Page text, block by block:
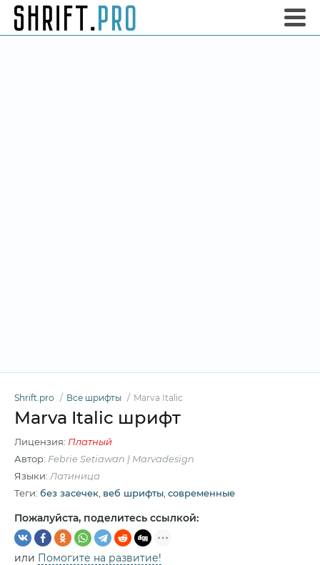
Shrift.pro Все шрифты Marva Italic
Marva Italic шрифт
Лицензия: Платный
Автор: Febrie Setiawan | Marvadesign
Языки: Латиница
Теги: без засечек веб шрифты современные
Пожалуйста, поделитесь ссылкой:
или Помогите на развитие!